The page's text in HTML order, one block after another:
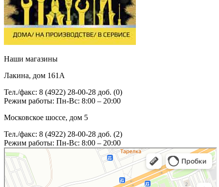
Наши магазины
Лакина, дом 161А
Тел./факс: 8 (4922) 28-00-28 доб. (0)
Режим работы: Пн-Вс: 8:00 – 20:00
Московское шоссе, дом 5
Тел./факс: 8 (4922) 28-00-28 доб. (2)
Режим работы: Пн-Вс: 8:00 – 20:00